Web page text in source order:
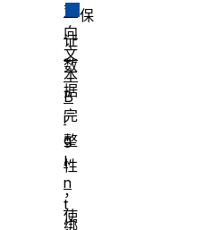
保
证
数
据
完
整
性
，
使
双
向
文
本
B
i
g
I
n
t
绑